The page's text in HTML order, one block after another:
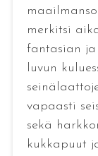
merkitsi
fantasian ja
luvun
vapaasti
sekä
kukkapuut